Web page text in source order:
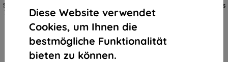
Diese Website verwendet
Cookies, um Ihnen die
bestmögliche Funktionalität
bieten zu können.
Sunnylife Batterietasche für Mini
3 Pro (für 1 Batterie) MM3-DC384
€ 7,90
€ 7,50
Auf Lager > 5 Stk.
Akkutasche für 2 Sunnylife-Akkus
für DJI Mini 3 Pro/Mini 4 Pro
(MM3-DC385)
€ 8,46